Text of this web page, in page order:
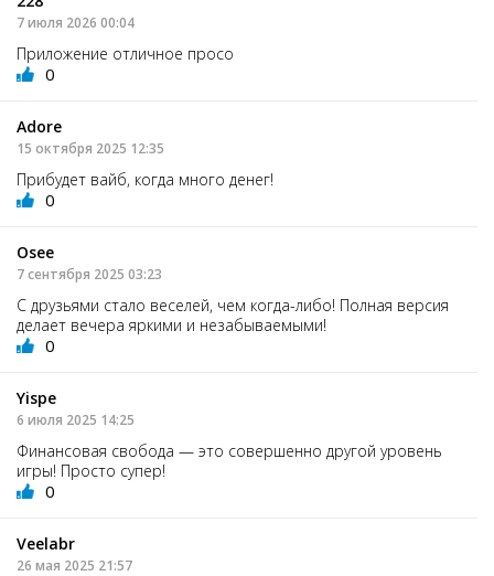
7 июля 2026 00:04
Приложение отличное просо
0
Adore
15 октября 2025 12:35
Прибудет вайб, когда много денег!
0
Osee
7 сентября 2025 03:23
С друзьями стало веселей, чем когда-либо! Полная версия
делает вечера яркими и незабываемыми!
0
Yispe
6 июля 2025 14:25
Финансовая свобода — это совершенно другой уровень
игры! Просто супер!
0
Veelabr
26 мая 2025 21:57